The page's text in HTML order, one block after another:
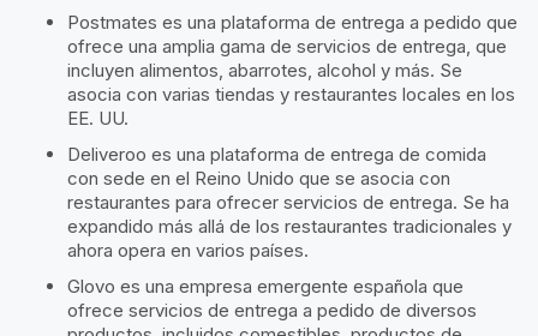
Postmates es una plataforma de entrega a pedido que
ofrece una amplia gama de servicios de entrega, que
incluyen alimentos, abarrotes, alcohol y más. Se
asocia con varias tiendas y restaurantes locales en los
EE. UU.
Deliveroo es una plataforma de entrega de comida
con sede en el Reino Unido que se asocia con
restaurantes para ofrecer servicios de entrega. Se ha
expandido más allá de los restaurantes tradicionales y
ahora opera en varios países.
Glovo es una empresa emergente española que
ofrece servicios de entrega a pedido de diversos